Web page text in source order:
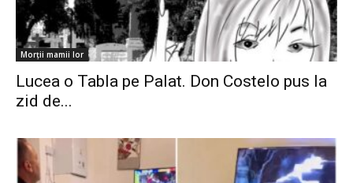
Morții mamii lor
Lucea o Tabla pe Palat. Don Costelo pus la
zid de...